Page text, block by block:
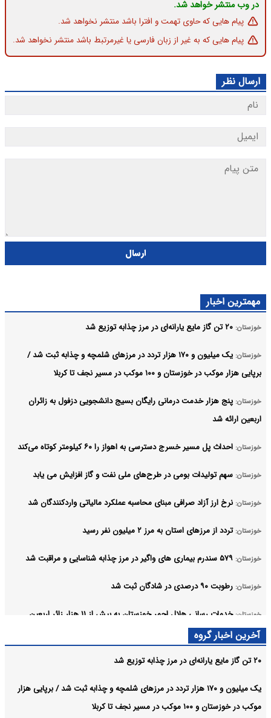
در وب منتشر خواهد شد.
پیام هایی که حاوی تهمت و افترا باشد منتشر نخواهد شد.
پیام هایی که به غیر از زبان فارسی یا غیرمرتبط باشد منتشر نخواهد شد.
ارسال نظر
ارسال
مهمترین اخبار
خوزستان: ۲۰ تن گاز مایع یارانه‌ای در مرز چذابه توزیع شد
خوزستان:
یک میلیون و ۱۷۰ هزار تردد در مرزهای شلمچه و چذابه ثبت شد /
برپایی هزار موکب در خوزستان و ۱۰۰ موکب در مسیر نجف تا کربلا
خوزستان: پنج هزار خدمت درمانی رایگان بسیج دانشجویی دزفول به زائران
اربعین ارائه شد
خوزستان: احداث پل مسیر خسرج دسترسی به اهواز را ۶۰ کیلومتر کوتاه می‌کند
خوزستان: سهم تولیدات بومی در طرح‌های ملی نفت و گاز افزایش می یابد
خوزستان: نرخ ارز آزاد صرافی مبنای محاسبه عملکرد مالیاتی واردکنندگان شد
خوزستان: تردد از مرزهای استان به مرز ۲ میلیون نفر رسید
خوزستان: ۵۷۹ سندرم بیماری های واگیر در مرز چذابه شناسایی و مراقبت شد
خوزستان: رطوبت ۹۰ درصدی در شادگان ثبت شد
خوزستان:
خدمات رسانی هلال احمر خوزستان به بیش از ۱۱ هزار زائر اربعین
حسینی ادامه دارد
آرشیو
آخرین اخبار گروه
۲۰ تن گاز مایع یارانه‌ای در مرز چذابه توزیع شد
یک میلیون و ۱۷۰ هزار تردد در مرزهای شلمچه و چذابه ثبت شد / برپایی هزار
موکب در خوزستان و ۱۰۰ موکب در مسیر نجف تا کربلا